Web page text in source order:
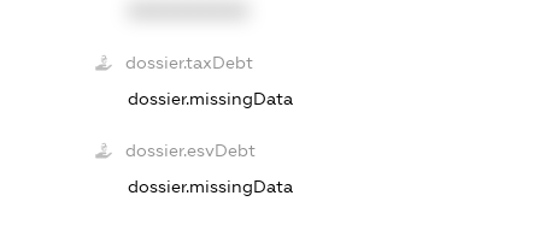
dossier.taxDebt
dossier.missingData
dossier.esvDebt
dossier.missingData